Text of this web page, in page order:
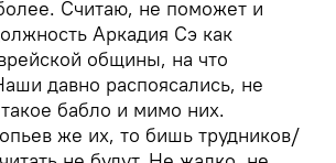
Считаю, не поможет и
Аркадия Сэ как
общины, на что
давно распоясались, не
бабло и мимо них.
же их, то бишь трудников/